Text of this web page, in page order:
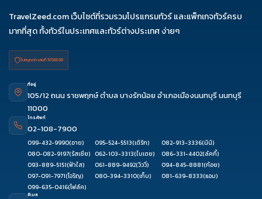
TravelZeed.com เว็บไซต์ที่รวมรวมโปรแกรมทัวร์ และแพ็กเกจทัวร์ครบ
มากที่สุด ทั้งทัวร์ในประเทศและทัวร์ต่างประเทศ ง่ายๆ
ใบอนุญาต เลขที่ 11/08038
ที่อยู่
105/12 ถนน ราชพฤกษ์ ตำบล บางรักน้อย อำเภอเมืองนนทบุรี นนทบุรี
11000
โทรศัพท์
02-108-7900
099-432-9990(อาย) 095-524-5513(เติร์ก) 082-913-3336(นินิ)
080-082-9197(รัสเซีย) 062-103-3313(ใบเตย) 086-331-4402(ลัคกี้)
093-889-5151(ฟ้าใส) 061-889-9492(วิววี่) 094-845-8881(ก้อย)
097-091-7971(โจริญ) 080-394-3310(เก็บ) 081-639-8333(แอม)
099-635-0416(โฟล์ค)
อีเมล